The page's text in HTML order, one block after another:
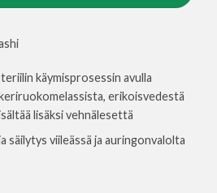
käymisprosessin avulla
erikoisvedestä
lisäksi vehnälesettä
säilytys viileässä ja auringonvalolta